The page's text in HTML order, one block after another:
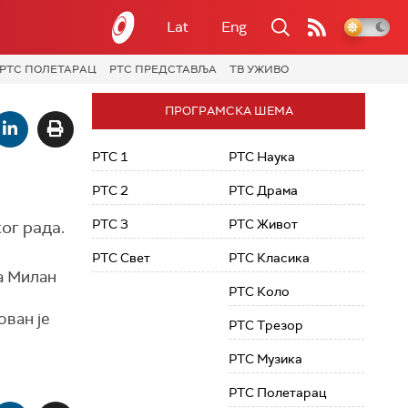
Lat Eng
РТС ПОЛЕТАРАЦ РТС ПРЕДСТАВЉА ТВ УЖИВО
рада.
Милан
је
ПРОГРАМСКА ШЕМА
РТС 1
РТС 2
РТС 3
РТС Свет
РТС Наука
РТС Драма
РТС Живот
РТС Класика
РТС Коло
РТС Трезор
РТС Музика
РТС Полетарац